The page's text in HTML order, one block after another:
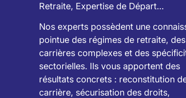
Retraite, Expertise de Départ…
Nos experts possèdent une
pointue des régimes de retraite, des
carrières complexes et des
sectorielles. Ils vous apportent des
résultats concrets : reconstitution
carrière, sécurisation des droits,